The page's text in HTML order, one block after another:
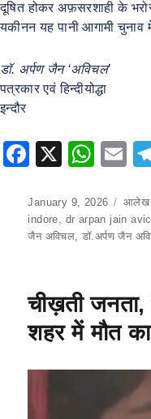
दूषित होकर अफ़सरशाही के
यकीनन यह पानी आगामी चुनाव
डॉ. अर्पण जैन ‘अविचल’
पत्रकार एवं हिन्दीयोद्धा
इन्दौर
F
c
e
o
o
k
X
W
at
s
p
E
ai
l
Posted
on
January 9, 2026 आलेख
indore, dr arpan jain
जैन अविचल,डॉ.अर्पण जैन
चीख़ती जनता,
शहर में मौत